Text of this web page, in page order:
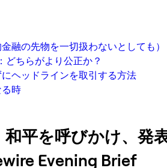
融の先物を一切扱わないとしても）
どちらがより公正か？
ヘッドラインを取引する方法
時
和平を呼びかけ、発
Evening Brief